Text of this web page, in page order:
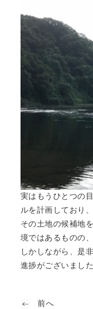
実はもうひとつの
ルを計画しており
その土地の候補地
境ではあるものの
しかしながら、是
進捗がございまし
前へ